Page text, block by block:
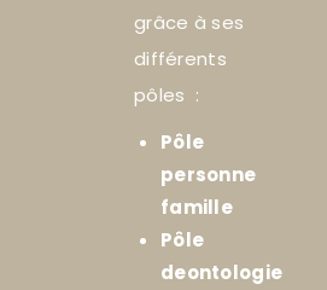
grâce à ses
différents
pôles :
Pôle
personne
famille
Pôle
deontologie